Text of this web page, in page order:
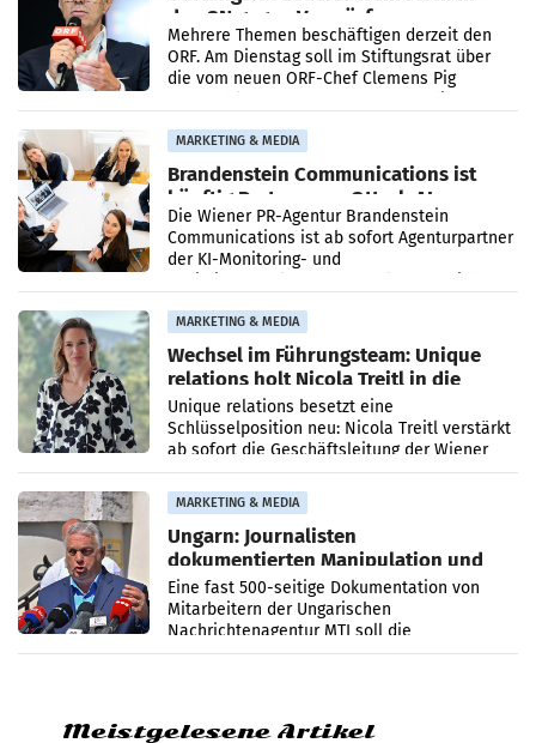
den SN gegen Vorwürfe
Mehrere Themen beschäftigen derzeit den
ORF. Am Dienstag soll im Stiftungsrat über
die vom neuen ORF-Chef Clemens Pig
MARKETING & MEDIA
Brandenstein Communications ist
künftig Partner von OtterlyAI
Die Wiener PR-Agentur Brandenstein
Communications ist ab sofort Agenturpartner
der KI-Monitoring- und
MARKETING & MEDIA
Wechsel im Führungsteam: Unique
relations holt Nicola Treitl in die
Geschäftsleitung
Unique relations besetzt eine
Schlüsselposition neu: Nicola Treitl verstärkt
ab sofort die Geschäftsleitung der Wiener
PR-Agentur an der Seite von Josef Kalina und
Anna Kalina-Mahr.
MARKETING & MEDIA
Ungarn: Journalisten
dokumentierten Manipulation und
Zensur
Eine fast 500-seitige Dokumentation von
Mitarbeitern der Ungarischen
Nachrichtenagentur MTI soll die
systematische Nachrichten-Manipulation und
Meistgelesene Artikel